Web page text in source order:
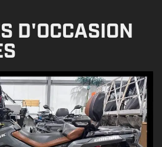
D'OCCASION